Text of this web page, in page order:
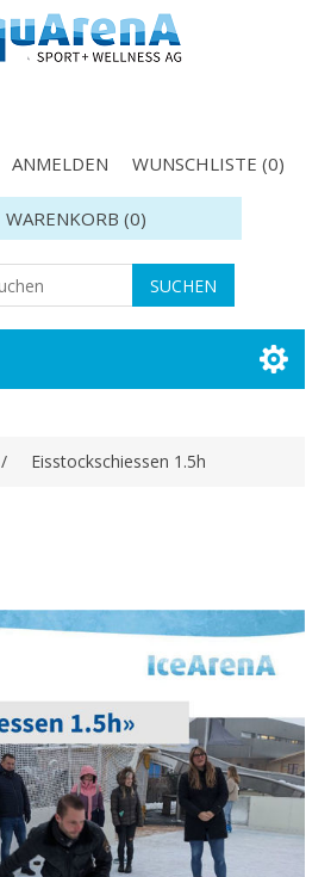
ANMELDEN WUNSCHLISTE (0)
WARENKORB (0)
/ Eisstockschiessen 1.5h